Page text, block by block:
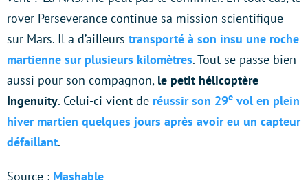
rover Perseverance continue sa mission scientifique
sur Mars. Il a d’ailleurs transporté à son insu une roche
martienne sur plusieurs kilomètres. Tout se passe bien
aussi pour son compagnon, le petit hélicoptère
Ingenuity. Celui-ci vient de réussir son 29e vol en plein
hiver martien quelques jours après avoir eu un capteur
défaillant.
Source : Mashable